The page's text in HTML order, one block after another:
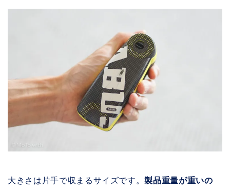
大きさは片手で収まるサイズです。製品重量が重いの